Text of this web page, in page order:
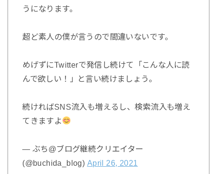
うになります。
超ど素人の僕が言うので間違いないです。
めげずにTwitterで発信し続けて「こんな人に読
んで欲しい！」と言い続けましょう。
続ければSNS流入も増えるし、検索流入も増え
てきますよ
— ぶち@ブログ継続クリエイター
(@buchida_blog) April 26, 2021